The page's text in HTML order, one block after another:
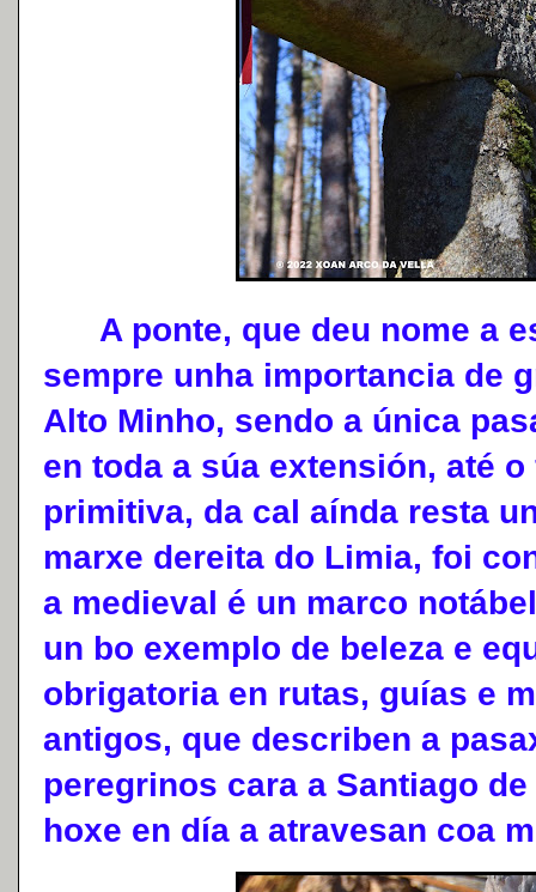
A ponte, que deu nome a
sempre unha importancia de
Alto Minho, sendo a única
en toda a súa extensión, até
primitiva, da cal aínda resta
marxe dereita do Limia, foi
a medieval é un marco
un bo exemplo de beleza e
obrigatoria en rutas, guías e
antigos, que describen a
peregrinos cara a Santiago
hoxe en día a atravesan coa